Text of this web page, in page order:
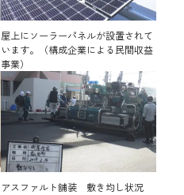
屋上にソーラーパネルが設置されて
います。（構成企業による民間収益
事業）
アスファルト舗装 敷き均し状況